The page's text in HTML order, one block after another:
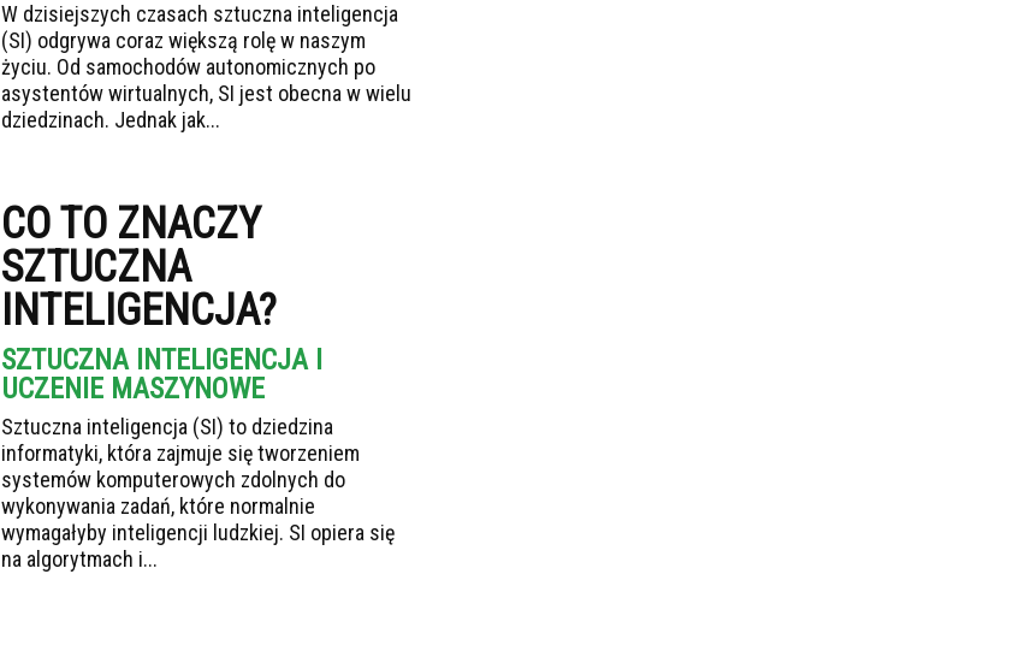
W dzisiejszych czasach sztuczna inteligencja
(SI) odgrywa coraz większą rolę w naszym
życiu. Od samochodów autonomicznych po
asystentów wirtualnych, SI jest obecna w wielu
dziedzinach. Jednak jak...
CO TO ZNACZY
SZTUCZNA
INTELIGENCJA?
SZTUCZNA INTELIGENCJA I
UCZENIE MASZYNOWE
Sztuczna inteligencja (SI) to dziedzina
informatyki, która zajmuje się tworzeniem
systemów komputerowych zdolnych do
wykonywania zadań, które normalnie
wymagałyby inteligencji ludzkiej. SI opiera się
na algorytmach i...